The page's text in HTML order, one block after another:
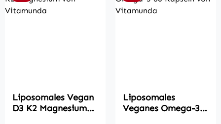
Liposomales Vegan
D3 K2 Magnesium
Liposomales
Veganes Omega-3